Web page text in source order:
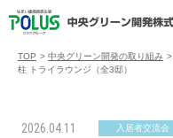
TOP > 中央グリーン開発の取り組み >
柱 トライラウンジ（全3邸）
2026.04.11 入居者交流会